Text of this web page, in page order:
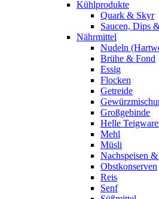
Kühlprodukte
Quark & Skyr
Saucen, Dips
Nährmittel
Nudeln
Brühe & Fond
Essig
Flocken
Getreide
Großgebinde
Helle
Mehl
Müsli
Nachspeisen &
Obstkonserven
Reis
Senf